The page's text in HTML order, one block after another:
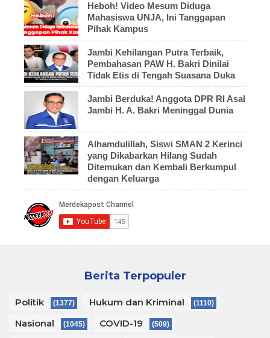
Heboh! Video Mesum Diduga
Mahasiswa UNJA, Ini Tanggapan
Pihak Kampus
Jambi Kehilangan Putra Terbaik,
Pembahasan PAW H. Bakri Dinilai
Tidak Etis di Tengah Suasana Duka
Jambi Berduka! Anggota DPR RI Asal
Jambi H. A. Bakri Meninggal Dunia
Alhamdulillah, Siswi SMAN 2 Kerinci
yang Dikabarkan Hilang Sudah
Ditemukan dan Kembali Berkumpul
dengan Keluarga
Berita Terpopuler
Politik (1377) Hukum dan Kriminal (1110)
Nasional (1045) COVID-19 (509)